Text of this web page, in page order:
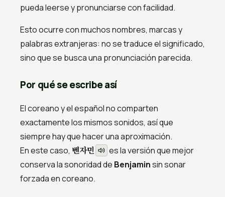
pueda leerse y pronunciarse con facilidad.
Esto ocurre con muchos nombres, marcas y
palabras extranjeras: no se traduce el significado,
sino que se busca una pronunciación parecida.
Por qué se escribe así
El coreano y el español no comparten
exactamente los mismos sonidos, así que
siempre hay que hacer una aproximación.
En este caso, 벤자민
es la versión que mejor
conserva la sonoridad de Benjaminsin sonar
forzada en coreano.